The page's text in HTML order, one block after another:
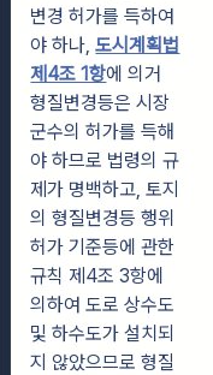
변경 허가를 득하여
야 하나,도시계획법
제4조 1항에 의거
형질변경등은 시장
군수의 허가를 득해
야 하므로 법령의 규
제가 명백하고, 토지
의 형질변경등 행위
허가 기준등에 관한
규칙 제4조 3항에
의하여 도로 상수도
및 하수도가 설치되
지 않았으므로 형질